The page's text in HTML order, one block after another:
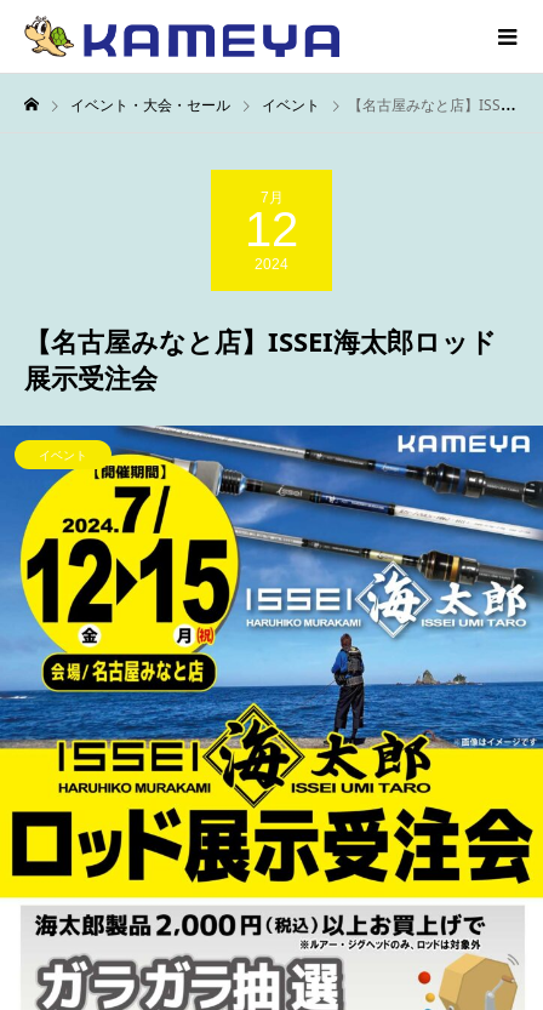
イベント・大会・セール イベント 【名古屋みなと店】ISSEI海太郎ロッド展示受注会
7月
12
2024
【名古屋みなと店】ISSEI海太郎ロッド
展示受注会
イベント